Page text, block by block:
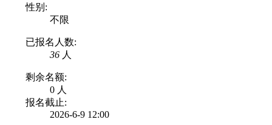
性别:
不限
已报名人数:
36 人
剩余名额:
0 人
报名截止:
2026-6-9 12:00